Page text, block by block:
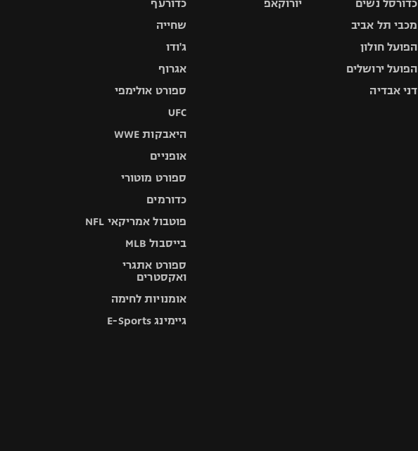
כדורסל נשים
מכבי תל אביב
הפועל חולון
הפועל ירושלים
דני אבדיה
יורוקאפ
כדורעף
שחייה
ג'ודו
אגרוף
ספורט אולימפי
UFC
היאבקות WWE
אופניים
ספורט מוטורי
כדורמים
פוטבול אמריקאי NFL
בייסבול MLB
ספורט אתגרי
ואקסטרים
אומנויות לחימה
גיימינג E-Sports